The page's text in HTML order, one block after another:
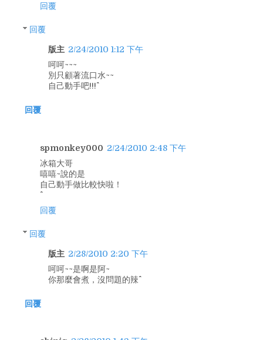
回覆
回覆
版主 2/24/2010 1:12 下午
呵呵~~~
別只顧著流口水~~
自己動手吧!!!^^
回覆
spmonkey000 2/24/2010 2:48 下午
冰箱大哥
嘻嘻~說的是
自己動手做比較快啦！
回覆
回覆
版主 2/28/2010 2:20 下午
呵呵~~是啊是阿~
你那麼會煮，沒問題的辣^^
回覆